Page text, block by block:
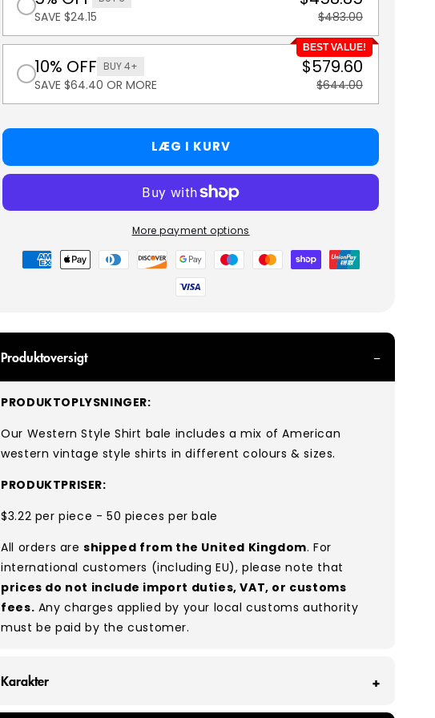
SAVE $24.15 $483.00
BEST VALUE!
10% OFF BUY 4+
SAVE $64.40 OR MORE
$579.60
$644.00
LÆG I KURV
More payment options
Betalingsmetoder
Produktoversigt
PRODUKTOPLYSNINGER:
Our Western Style Shirt bale includes a mix of American
western vintage style shirts in different colours & sizes.
PRODUKTPRISER:
$3.22 per piece - 50 pieces per bale
All orders areshipped from the United Kingdom. For
international customers (including EU), please note that
prices do not include import duties, VAT, or customs
fees. Any charges applied by your local customs authority
must be paid by the customer.
Karakter